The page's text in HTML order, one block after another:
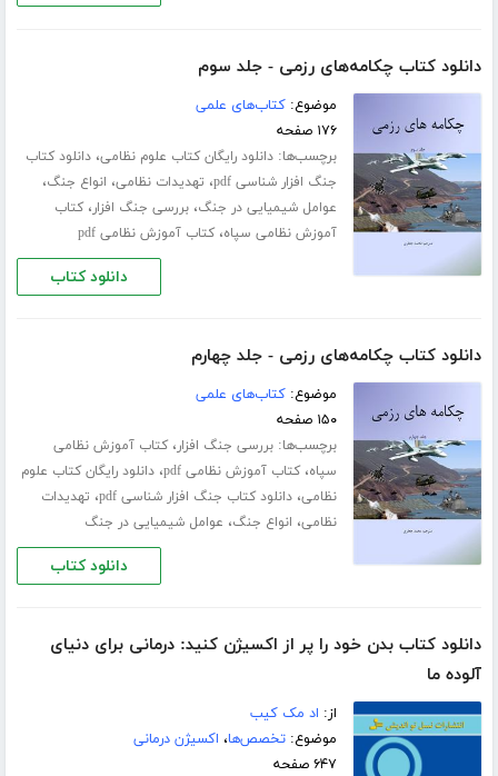
دانلود کتاب چکامه‌های رزمی - جلد سوم
موضوع:کتاب‌های علمی
۱۷۶ صفحه
برچسب‌ها:دانلود رایگان کتاب علوم نظامی،دانلود کتاب
جنگ افزار شناسی pdf
، تهدیدات نظامی، انواع جنگ،
عوامل شیمیایی در جنگ،بررسی جنگ افزار،کتاب
آموزش نظامی سپاه،کتاب آموزش نظامی pdf
دانلود کتاب
دانلود کتاب چکامه‌های رزمی - جلد چهارم
موضوع:کتاب‌های علمی
۱۵۰ صفحه
برچسب‌ها:بررسی جنگ افزار،کتاب آموزش نظامی
سپاه،کتاب آموزش نظامی pdf ،دانلود رایگان کتاب علوم
نظامی،دانلود کتاب جنگ افزار شناسی pdf ، تهدیدات
نظامی، انواع جنگ، عوامل شیمیایی در جنگ
دانلود کتاب
دانلود کتاب بدن خود را پر از اکسیژن کنید: درمانی برای دنیای
آلوده ما
از: اد مک کیب
موضوع:تخصص‌ها، اکسیژن درمانی
۶۴۷ صفحه